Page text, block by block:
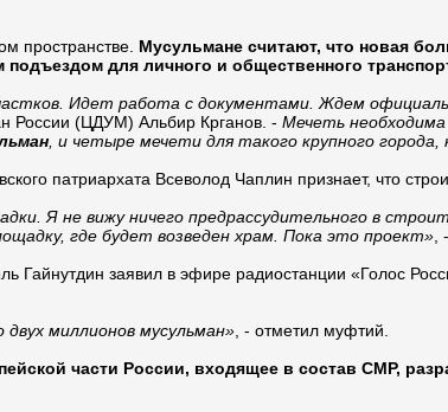
пространстве. Мусульмане считают, что новая
для личного и общественного
Идет работа с документами. Ждем
России (ЦДУМ) Альбир Крганов. - Мечеть
, и четыре мечети для такого крупного города,
патриархата Всеволод Чаплин признает, что
Я не вижу ничего предрассудительного в
где будет возведен храм. Пока это проект»
Гайнутдин заявил в эфире радиостанции «Голос
миллионов мусульман» , - отметил муфтий.
части России, входящее в состав СМР,